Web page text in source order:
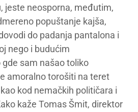
jeste neosporna, međutim,
popuštanje kajša,
do padanja pantalona i
nego i budućim
sam našao toliko
amoralno torošiti na teret
kod nemačkih političara i
kaže Tomas Šmit, direktor